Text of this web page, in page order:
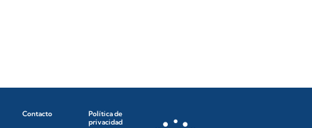
Contacto
Política de
privacidad